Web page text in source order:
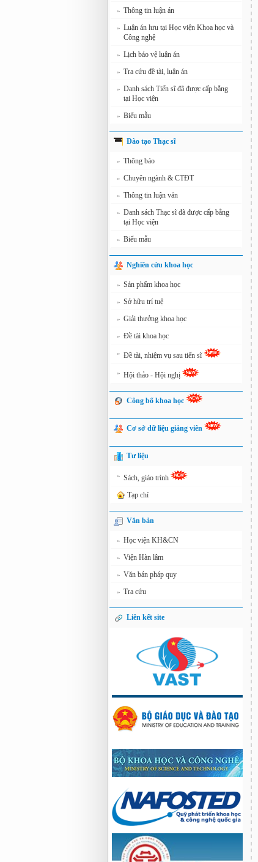
» Thông tin luận án
» Luận án lưu tại Học viện Khoa học và
Công nghệ
» Lịch bảo vệ luận án
» Tra cứu đề tài, luận án
» Danh sách Tiến sĩ đã được cấp bằng
tại Học viện
» Biểu mẫu
Đào tạo Thạc sĩ
» Thông báo
» Chuyên ngành & CTĐT
» Thông tin luận văn
» Danh sách Thạc sĩ đã được cấp bằng
tại Học viện
» Biểu mẫu
Nghiên cứu khoa học
» Sản phẩm khoa học
» Sở hữu trí tuệ
» Giải thưởng khoa học
» Đề tài khoa học
» Đề tài, nhiệm vụ sau tiến sĩ
» Hội thảo - Hội nghị
Công bố khoa học
Cơ sở dữ liệu giảng viên
Tư liệu
» Sách, giáo trình
Tạp chí
Văn bản
» Học viện KH&CN
» Viện Hàn lâm
» Văn bản pháp quy
» Tra cứu
Liên kết site